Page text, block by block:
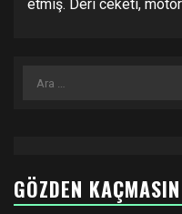
etmiş. Deri ceketi,
Arama:
GÖZDEN KAÇMASIN